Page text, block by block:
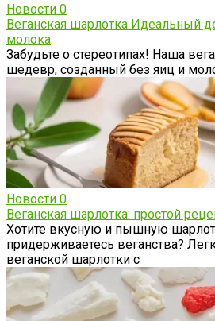
Новости 0
Веганская шарлотка Идеальный
молока
Забудьте о стереотипах! Наша
шедевр, созданный без яиц и
Новости 0
Веганская шарлотка: простой
Хотите вкусную и пышную
придерживаетесь веганства?
веганской шарлотки с